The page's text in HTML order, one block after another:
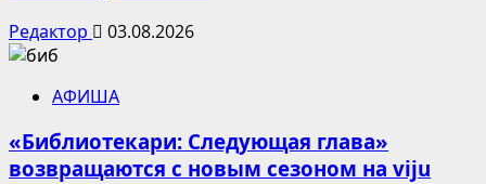
Редактор 03.08.2026
АФИША
«Библиотекари: Следующая глава»
возвращаются с новым сезоном на viju